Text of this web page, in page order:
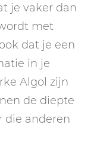
je vaker dan
met
dat je een
in je
Algol zijn
de diepte
die anderen